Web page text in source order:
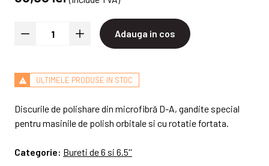
Adauga in cos
ULTIMELE PRODUSE IN STOC
Discurile de polishare din microfibră D-A, gandite special
pentru masinile de polish orbitale si cu rotatie fortata.
Categorie: Bureti de 6 si 6.5''